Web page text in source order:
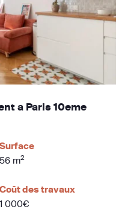
a Paris 10eme
Surface
56 m2
Coût des travaux
1 000€